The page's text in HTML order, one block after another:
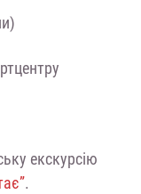
екскурсію
.